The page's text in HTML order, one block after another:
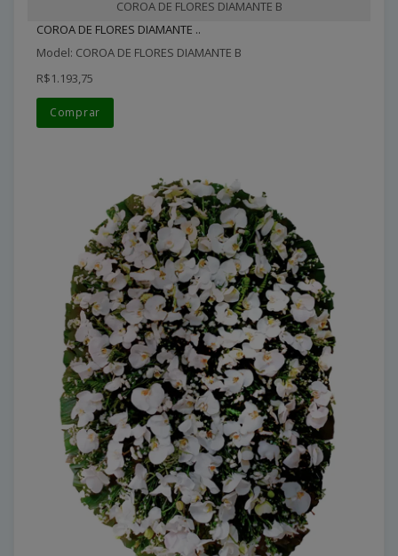
COROA DE FLORES DIAMANTE B
COROA DE FLORES DIAMANTE ..
Model: COROA DE FLORES DIAMANTE B
R$1.193,75
Comprar